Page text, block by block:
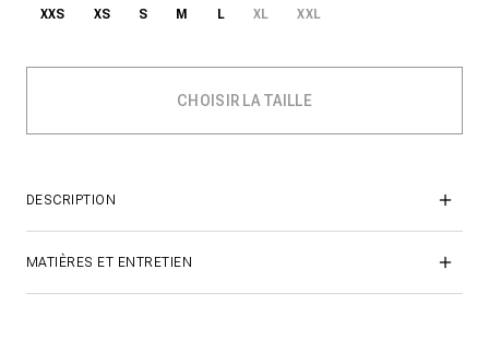
XXS XS S M L XL XXL
DESCRIPTION
MATIÈRES ET ENTRETIEN